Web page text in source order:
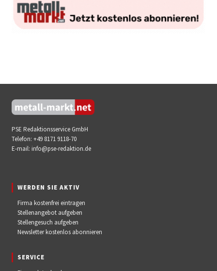
PSE Redaktionsservice GmbH
Telefon: +49 8171 9118-70
E-mail: info@pse-redaktion.de
WERDEN SIE AKTIV
Firma kostenfrei eintragen
Stellenangebot aufgeben
Stellengesuch aufgeben
Newsletter kostenlos abonnieren
SERVICE